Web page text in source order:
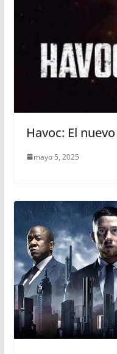
Havoc: El
mayo 5, 2025